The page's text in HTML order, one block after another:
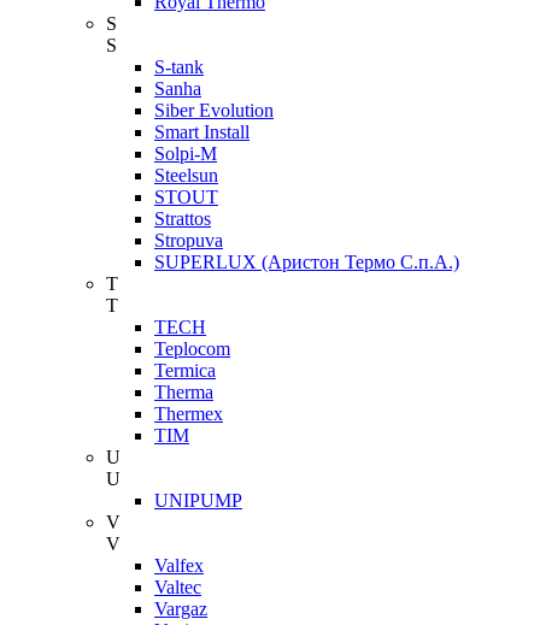
S
S
S-tank
Sanha
Siber Evolution
Smart Install
Solpi-M
Steelsun
STOUT
Strattos
Stropuva
SUPERLUX (Аристон Термо С.п.А.)
T
T
TECH
Teplocom
Termica
Therma
Thermex
TIM
U
U
UNIPUMP
V
V
Valfex
Valtec
Vargaz